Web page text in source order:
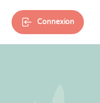
Connexion